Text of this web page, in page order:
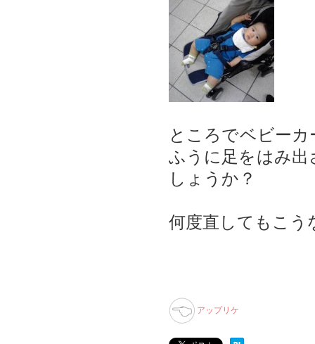
ところでベビー
ふうに足をはみ
しょうか？
何度直してもこう
アップリケ